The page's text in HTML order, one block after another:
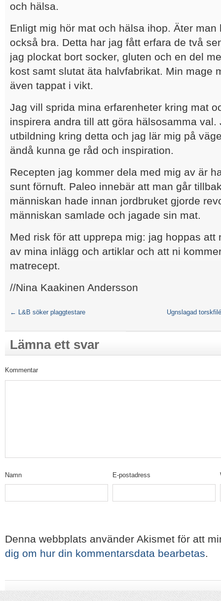
och hälsa.
Enligt mig hör mat och hälsa ihop. Äter man
också bra. Detta har jag fått erfara de två
jag plockat bort socker, gluten och en del
kost samt slutat äta halvfabrikat. Min mage
även tappat i vikt.
Jag vill sprida mina erfarenheter kring mat
inspirera andra till att göra hälsosamma val.
utbildning kring detta och jag lär mig på
ändå kunna ge råd och inspiration.
Recepten jag kommer dela med mig av är
sunt förnuft. Paleo innebär att man går
människan hade innan jordbruket gjorde
människan samlade och jagade sin mat.
Med risk för att upprepa mig: jag hoppas att
av mina inlägg och artiklar och att ni
matrecept.
//Nina Kaakinen Andersson
← L&B söker plaggtestare Ugnslagad
Lämna ett svar
Kommentar
Namn E-postadress
Denna webbplats använder Akismet för att
dig om hur din kommentarsdata bearbetas.